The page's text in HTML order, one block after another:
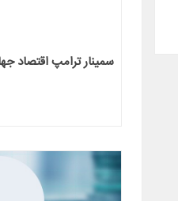
سمینار ترامپ اقتصاد